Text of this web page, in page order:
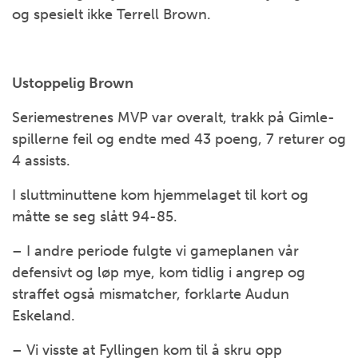
og spesielt ikke Terrell Brown.
Ustoppelig Brown
Seriemestrenes MVP var overalt, trakk på Gimle-
spillerne feil og endte med 43 poeng, 7 returer og
4 assists.
I sluttminuttene kom hjemmelaget til kort og
måtte se seg slått 94-85.
– I andre periode fulgte vi gameplanen vår
defensivt og løp mye, kom tidlig i angrep og
straffet også mismatcher, forklarte Audun
Eskeland.
– Vi visste at Fyllingen kom til å skru opp